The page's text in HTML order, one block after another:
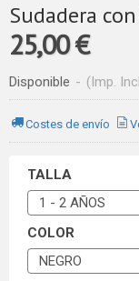
Sudadera
25,00 €
Disponible - (Imp.
Costes de envío
TALLA
COLOR